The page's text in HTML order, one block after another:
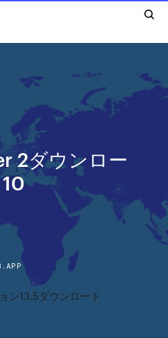
2ダウンロー
ン13.5ダウンロード